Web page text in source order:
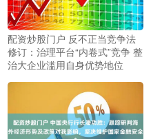
配资炒股门户 反不正当竞争法
修订：治理平台“内卷式”竞争 整
治大企业滥用自身优势地位